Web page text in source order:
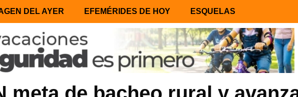
DEL AYER EFEMÉRIDES DE HOY ESQUELAS